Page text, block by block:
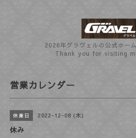
2026年グラヴェルの公式ホーム
Thank you for visiting
営業カレンダー
休業日 2022-12-08 (木)
休み